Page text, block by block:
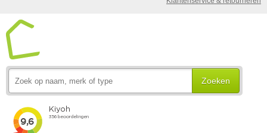
Zoeken